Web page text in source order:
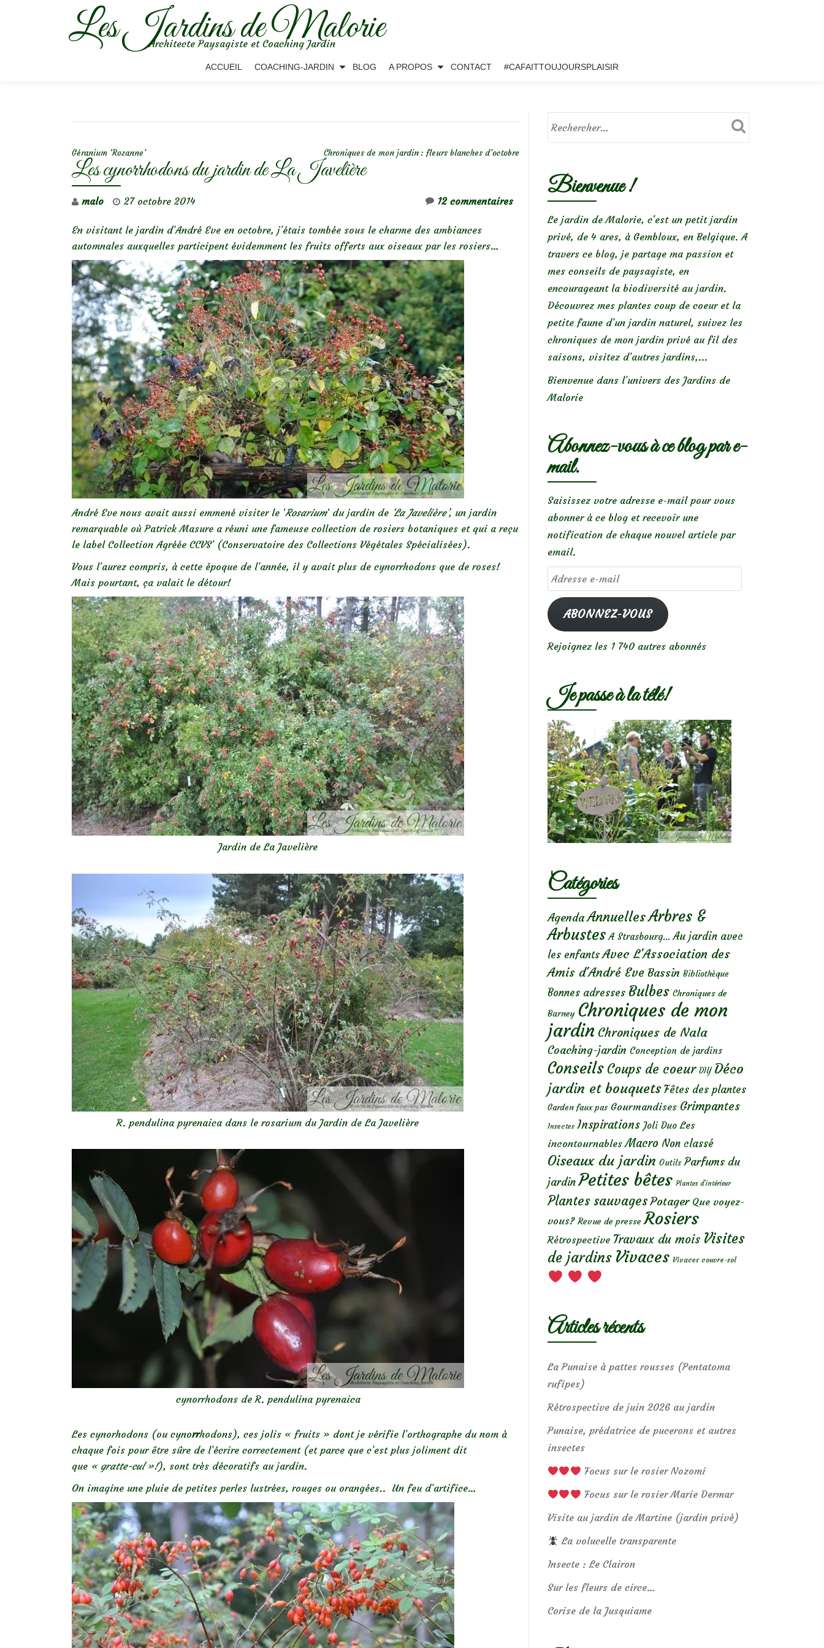
Les Jardins de Malorie
Architecte Paysagiste et Coaching Jardin
ACCUEIL COACHING-JARDIN BLOG A PROPOS CONTACT #CAFAITTOUJOURSPLAISIR
Géranium ‘Rozanne’ Chroniques de mon jardin : fleurs blanches d’octobre
Les cynorrhodons du jardin de La Javelière
malo 27 octobre 2014 12 commentaires
En visitant le jardin d’André Eve en octobre, j’étais tombée sous le charme des ambiances
automnales auxquelles participent évidemment les fruits offerts aux oiseaux par les rosiers…
André Eve nous avait aussi emmené visiter le ‘Rosarium‘ du jardin de ‘La Javelière’, un jardin
remarquable où Patrick Masure a réuni une fameuse collection de rosiers botaniques et qui a reçu
le label Collection Agréée CCVS’ (Conservatoire des Collections Végétales Spécialisées).
Vous l’aurez compris, à cette époque de l’année, il y avait plus de cynorrhodons que de roses!
Mais pourtant, ça valait le détour!
Jardin de La Javelière
R. pendulina pyrenaica dans le rosarium du Jardin de La Javelière
cynorrhodons de R. pendulina pyrenaica
Les cynorhodons (ou cynorrhodons), ces jolis « fruits » dont je vérifie l’orthographe du nom à
chaque fois pour être sûre de l’écrire correctement (et parce que c’est plus joliment dit
que « gratte-cul »!), sont très décoratifs au jardin.
On imagine une pluie de petites perles lustrées, rouges ou orangées.. Un feu d’artifice…
Bienvenue !
Le jardin de Malorie, c'est un petit jardin
privé, de 4 ares, à Gembloux, en Belgique. A
travers ce blog, je partage ma passion et
mes conseils de paysagiste, en
encourageant la biodiversité au jardin.
Découvrez mes plantes coup de coeur et la
petite faune d’un jardin naturel, suivez les
chroniques de mon jardin privé au fil des
saisons, visitez d’autres jardins,...
Bienvenue dans l’univers des Jardins de
Malorie
Abonnez-vous à ce blog par e-
mail.
Saisissez votre adresse e-mail pour vous
abonner à ce blog et recevoir une
notification de chaque nouvel article par
email.
Adresse
e-
mailABONNEZ-VOUS
Rejoignez les 1 740 autres abonnés
Je passe à la télé!
Catégories
Agenda AnnuellesArbres &
Arbustes A Strasbourg... Au jardin avec
les enfants Avec L'Association des
Amis d'André Eve Bassin Bibliothèque
Bonnes adresses Bulbes Chroniques de
Barney Chroniques de mon
jardin Chroniques de Nala
Coaching-jardin Conception de jardins
Conseils Coups de coeur DIY Déco
jardin et bouquets Fêtes des plantes
Garden faux pas Gourmandises Grimpantes
Insectes Inspirations Joli Duo Les
incontournables Macro Non classé
Oiseaux du jardin Outils Parfums du
jardin Petites bêtes Plantes d’intérieur
Plantes sauvages Potager Que voyez-
vous? Revue de presse Rosiers
Rétrospective Travaux du mois Visites
de jardins Vivaces Vivaces couvre-sol
Articles récents
La Punaise à pattes rousses (Pentatoma
rufipes)
Rétrospective de juin 2026 au jardin
Punaise, prédatrice de pucerons et autres
insectes
Focus sur le rosier Nozomi
Focus sur le rosier Marie Dermar
Visite au jardin de Martine (jardin privé)
La volucelle transparente
Insecte : Le Clairon
Sur les fleurs de circe…
Corise de la Jusquiame